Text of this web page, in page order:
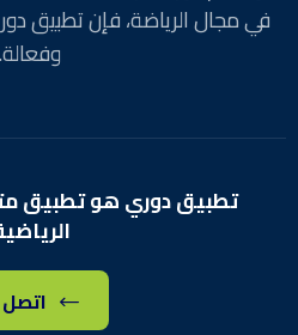
في مجال الرياضة، فإن تطبيق
وفعالة.
تطبيق دوري هو تطبيق
اتصل